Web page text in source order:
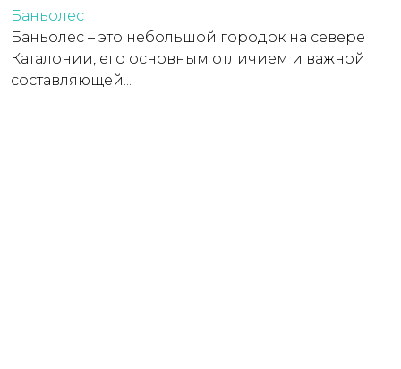
Баньолес
Баньолес – это небольшой городок на севере
Каталонии, его основным отличием и важной
составляющей...